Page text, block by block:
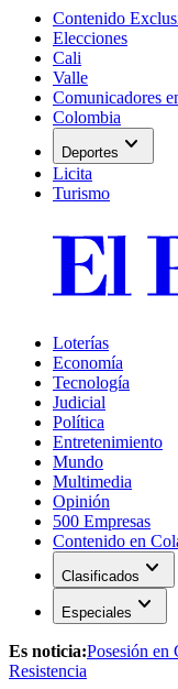
Contenido
Elecciones
Cali
Valle
Comunicadores
Colombia
Deportes expand_more
Licita
Turismo
Loterías
Economía
Tecnología
Judicial
Política
Entretenimiento
Mundo
Multimedia
Opinión
500 Empresas
Contenido en
Clasificados expand_more
Especiales expand_more
Es noticia:Posesión en
Resistencia